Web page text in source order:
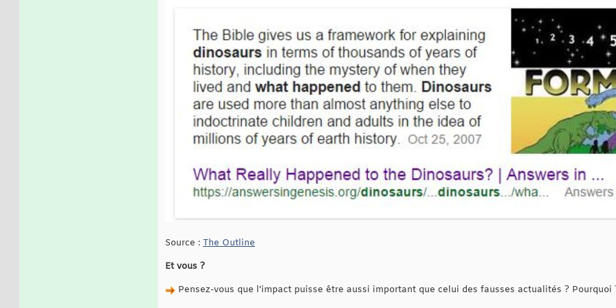
Source : The Outline
Et vous ?
Pensez-vous que l'impact puisse être aussi important que celui des fausses actualités ? Pourquoi